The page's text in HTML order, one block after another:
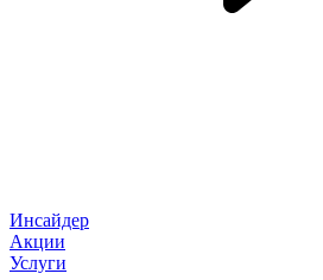
Инсайдер
Акции
Услуги